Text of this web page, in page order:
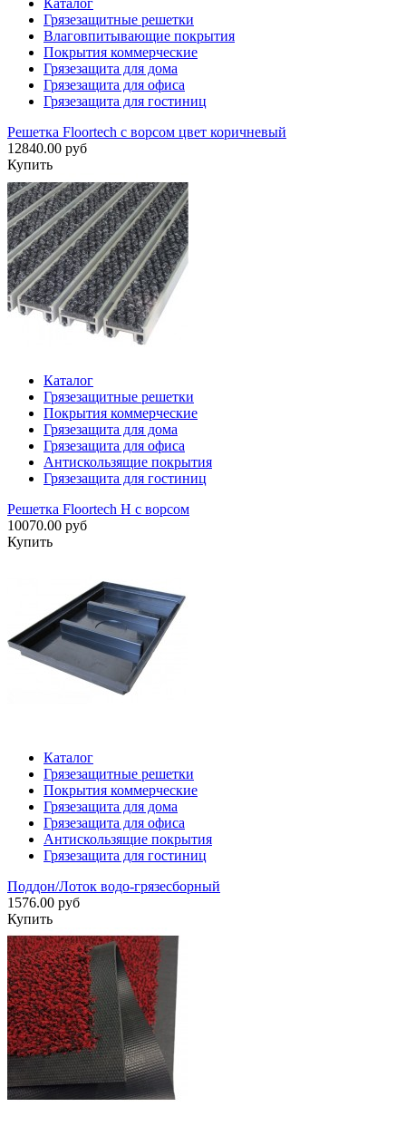
Каталог
Грязезащитные решетки
Влаговпитывающие покрытия
Покрытия коммерческие
Грязезащита для дома
Грязезащита для офиса
Грязезащита для гостиниц
Решетка Floortech с ворсом цвет коричневый
12840.00 руб
Купить
Каталог
Грязезащитные решетки
Покрытия коммерческие
Грязезащита для дома
Грязезащита для офиса
Антискользящие покрытия
Грязезащита для гостиниц
Решетка Floortech H с ворсом
10070.00 руб
Купить
Каталог
Грязезащитные решетки
Покрытия коммерческие
Грязезащита для дома
Грязезащита для офиса
Антискользящие покрытия
Грязезащита для гостиниц
Поддон/Лоток водо-грязесборный
1576.00 руб
Купить